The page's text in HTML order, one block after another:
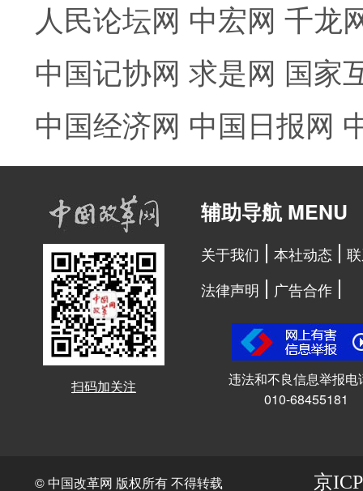
人民论坛网 中宏网 千龙
中国记协网 求是网 国家
中国经济网 中国日报网
扫码加关注
辅助导航 MENU
关于我们 本社动态
法律声明
广告合作
违法和不良信息举报电
010-68455181
© 中国改革网 版权所有 不得转载 京